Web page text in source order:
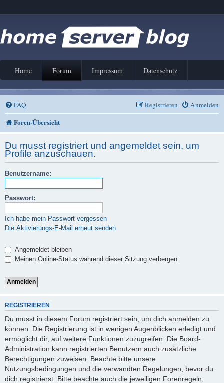
Home Forum Impressum Datenschutz
FAQ Anmelden
Registrieren
Foren-Übersicht
Du musst registriert und angemeldet sein, um
Profile anzuschauen.
Benutzername:
Passwort:
Ich habe mein Passwort vergessen
Die Aktivierungs-E-Mail erneut senden
Angemeldet bleiben
Meinen Online-Status während dieser Sitzung verbergen
REGISTRIEREN
Du musst in diesem Forum registriert sein, um dich anmelden zu
können. Die Registrierung ist in wenigen Augenblicken erledigt und
ermöglicht dir, auf weitere Funktionen zuzugreifen. Die Board-
Administration kann registrierten Benutzern auch zusätzliche
Berechtigungen zuweisen. Beachte bitte unsere
Nutzungsbedingungen und die verwandten Regelungen, bevor du
dich registrierst. Bitte beachte auch die jeweiligen Forenregeln,